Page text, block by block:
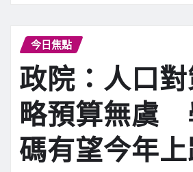
今日焦點
政院：人口
略預算無虞
碼有望今年